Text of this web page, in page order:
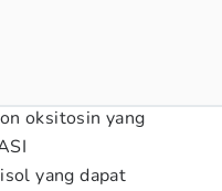
oksitosin yang
yang dapat